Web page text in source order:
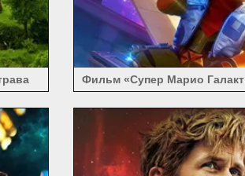
Галактики (27)
Happy Feet (4)
дракона (9)
ледниковый период (17)
Борн (4)
Лига Справедливости (26)
завтрашнего дня (4)
Лего-фильм (14)
Боевая Вселенная (12)
Механик 2 (4)
(5)
Монстры университета (9)
региона (13)
Принцесса Агенты (7)
Прометей (5)
Rio (11)
Робин Гуд (5)
Холмс (4)
Smallfoot (4)
Фильм «Супер Марио